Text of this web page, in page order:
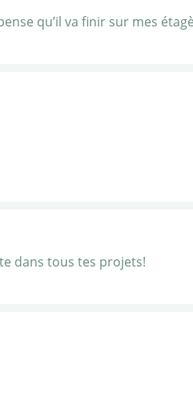
qu’il va finir sur mes
dans tous tes projets!